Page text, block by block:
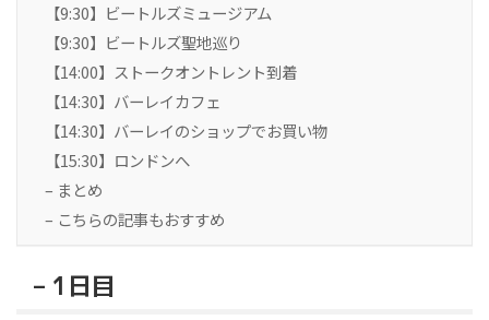
【9:30】ビートルズミュージアム
【9:30】ビートルズ聖地巡り
【14:00】ストークオントレント到着
【14:30】バーレイカフェ
【14:30】バーレイのショップでお買い物
【15:30】ロンドンへ
– まとめ
– こちらの記事もおすすめ
– 1日目